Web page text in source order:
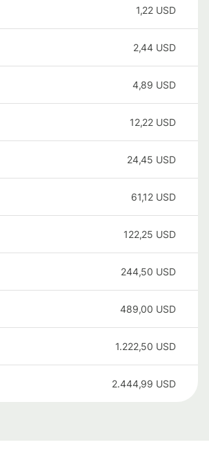
1,22 USD
2,44 USD
4,89 USD
12,22 USD
24,45 USD
61,12 USD
122,25 USD
244,50 USD
489,00 USD
1.222,50 USD
2.444,99 USD